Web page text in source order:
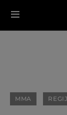
MMA